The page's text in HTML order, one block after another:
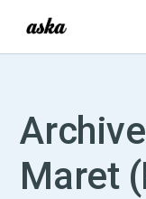
Maret